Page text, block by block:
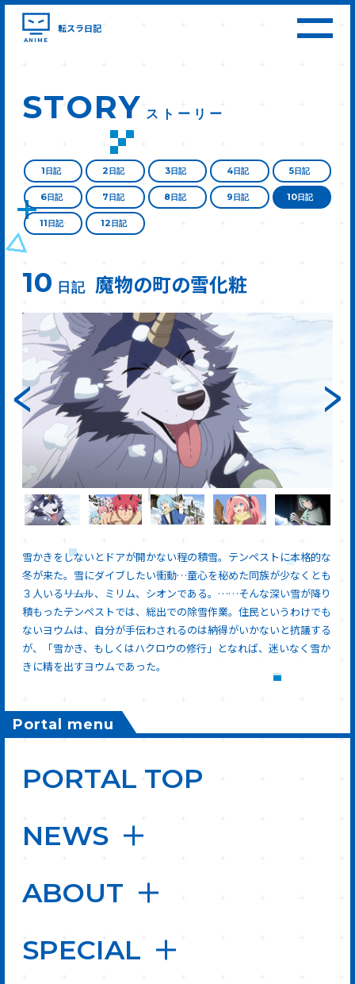
ANIME
転スラ日記
STORY ストーリー
1 日記 2 日記 3日記 4日記 5日記
6日記 7 日記 8 日記 9 日記 10日記
11 日記 12 日記
10 日記 魔物の町の雪化粧
雪かきをしないとドアが開かない程の積雪。テンペストに本格的な
冬が来た。雪にダイブしたい衝動…童心を秘めた同族が少なくとも
３人いる―――リムル、ミリム、シオンである。……そんな深い雪が降り
積もったテンペストでは、総出での除雪作業。住民というわけでも
ないヨウムは、自分が手伝わされるのは納得がいかないと抗議する
が、「雪かき、もしくはハクロウの修行」となれば、迷いなく雪か
きに精を出すヨウムであった。
Portal menu
PORTAL TOP
NEWS
ABOUT
SPECIAL